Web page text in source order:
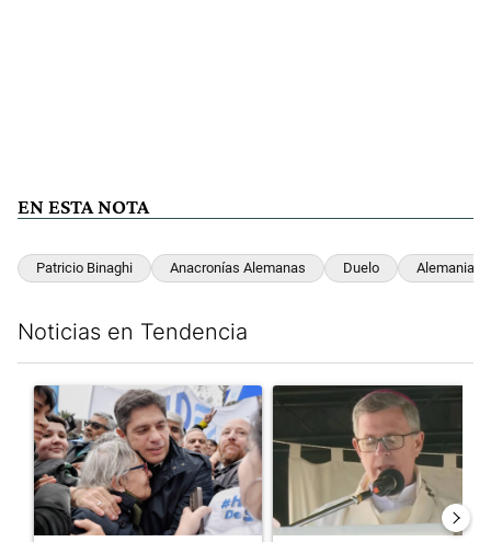
EN ESTA NOTA
Patricio Binaghi Anacronías Alemanas Duelo Alemania
Noticias en Tendencia
Un artículo de tendencia con el título "Kicillof apuntó contra
Un artículo de tendencia con